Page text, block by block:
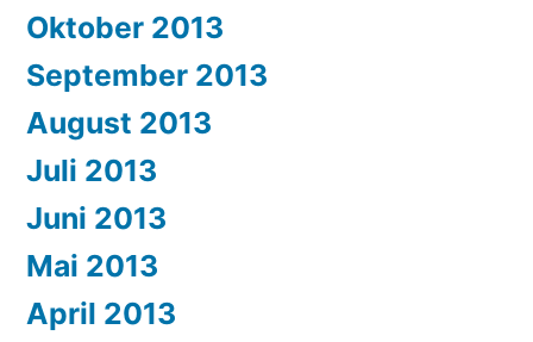
Oktober 2013
September 2013
August 2013
Juli 2013
Juni 2013
Mai 2013
April 2013